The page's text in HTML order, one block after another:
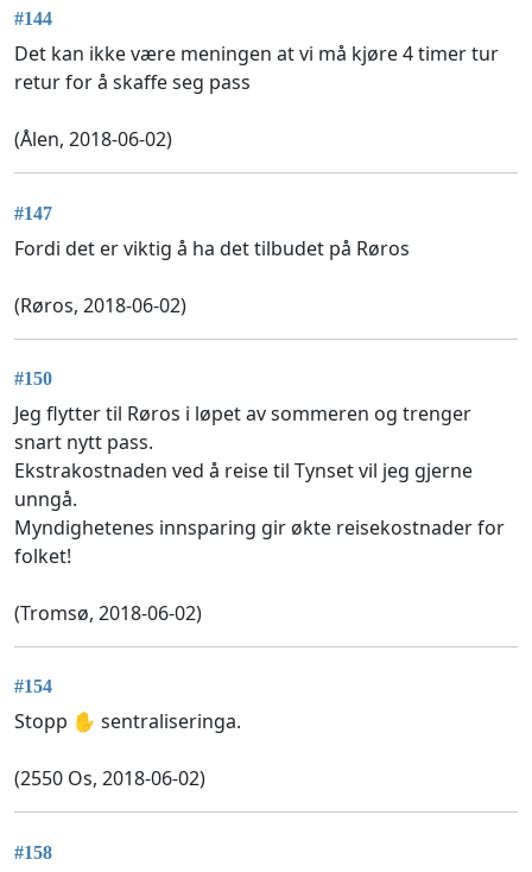
#144
Det kan ikke være meningen at vi må kjøre 4 timer tur
retur for å skaffe seg pass
(Ålen, 2018-06-02)
#147
Fordi det er viktig å ha det tilbudet på Røros
(Røros, 2018-06-02)
#150
Jeg flytter til Røros i løpet av sommeren og trenger
snart nytt pass.
Ekstrakostnaden ved å reise til Tynset vil jeg gjerne
unngå.
Myndighetenes innsparing gir økte reisekostnader for
folket!
(Tromsø, 2018-06-02)
#154
Stopp ✋ sentraliseringa.
(2550 Os, 2018-06-02)
#158